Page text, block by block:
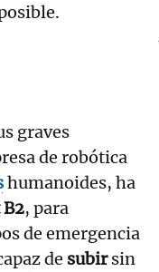
graves
de robótica
humanoides, ha
, para
de emergencia
de subirsin